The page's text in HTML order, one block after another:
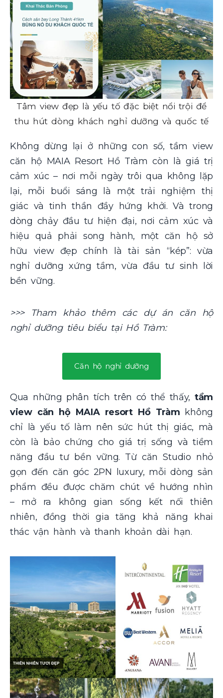
Tâm view đẹp là yếu tố đặc biệt nổi trội để
thu hút dòng khách nghỉ dưỡng và quốc tế
Không dừng lại ở những con số, tầm view
căn hộ MAIA Resort Hồ Tràm còn là giá trị
cảm xúc – nơi mỗi ngày trôi qua không lặp
lại, mỗi buổi sáng là một trải nghiệm thị
giác và tinh thần đầy hứng khởi. Và trong
dòng chảy đầu tư hiện đại, nơi cảm xúc và
hiệu quả phải song hành, một căn hộ sở
hữu view đẹp chính là tài sản “kép”: vừa
nghỉ dưỡng xứng tầm, vừa đầu tư sinh lời
bền vững.
>>> Tham khảo thêm các dự án căn hộ
nghỉ dưỡng tiêu biểu tại Hồ Tràm:
Căn hộ nghỉ dưỡng
Qua những phân tích trên có thể thấy, tầm
view căn hộ MAIA resort Hồ Tràm không
chỉ là yếu tố làm nên sức hút thị giác, mà
còn là bảo chứng cho giá trị sống và tiềm
năng đầu tư bền vững. Từ căn Studio nhỏ
gọn đến căn góc 2PN luxury, mỗi dòng sản
phẩm đều được chăm chút về hướng nhìn
– mở ra không gian sống kết nối thiên
nhiên, đồng thời gia tăng khả năng khai
thác vận hành và thanh khoản dài hạn.